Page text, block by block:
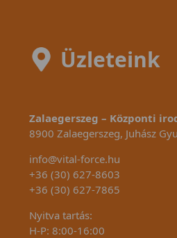
Üzleteink
Zalaegerszeg – Központi
8900 Zalaegerszeg, Juhász
info@vital-force.hu
+36 (30) 627-8603
+36 (30) 627-7865
Nyitva tartás:
H-P: 8:00-16:00